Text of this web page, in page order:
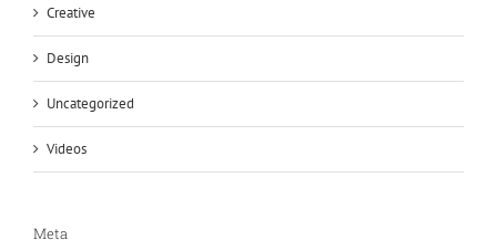
Creative
Design
Uncategorized
Videos
Meta